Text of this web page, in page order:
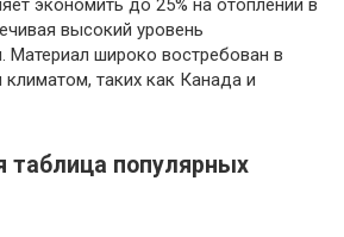
экономить до 25% на отоплении в
высокий уровень
Материал широко востребован в
таких как Канада и
таблица популярных